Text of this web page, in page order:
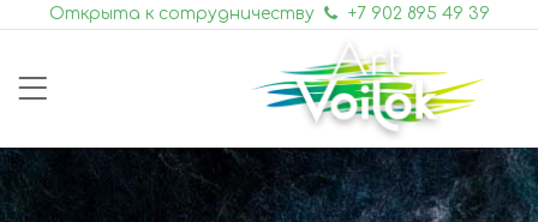
Открыта к сотрудничеству +7 902 895 49 39